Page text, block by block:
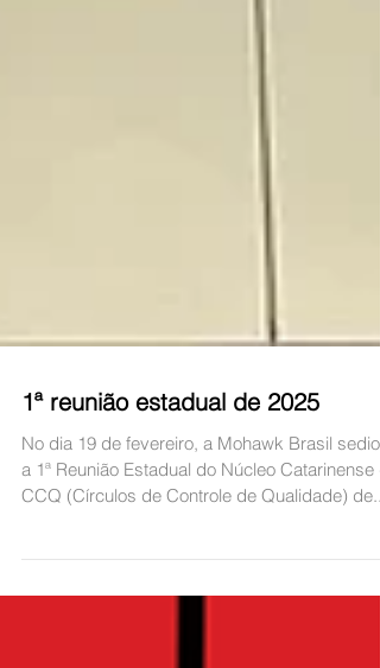
1ª reunião estadual de 2025
No dia 19 de fevereiro, a Mohawk Brasil sediou
a 1ª Reunião Estadual do Núcleo Catarinense